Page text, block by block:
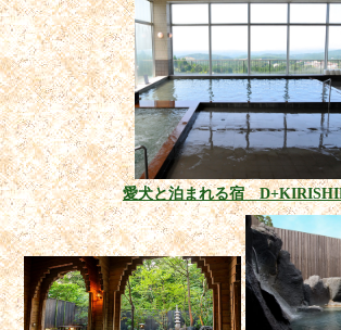
愛犬と泊まれる宿